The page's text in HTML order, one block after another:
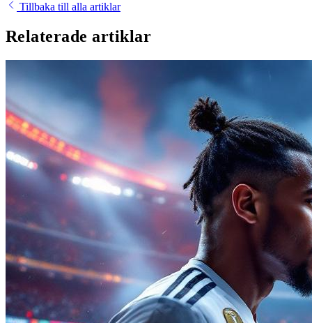
Tillbaka till alla artiklar
Relaterade artiklar